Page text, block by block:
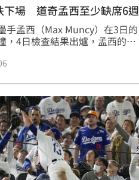
下場 道奇孟西至少缺席6週
手孟西（Max Muncy）在3日的
，4日檢查結果出爐，孟西的左
骨頭挫傷為原因將孟西列入傷兵